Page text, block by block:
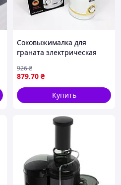
Соковыжималка для
граната электрическая
Домашняя соковыжималка
для цитрусовых KB-76
879.70 ₴
926₴
Купить